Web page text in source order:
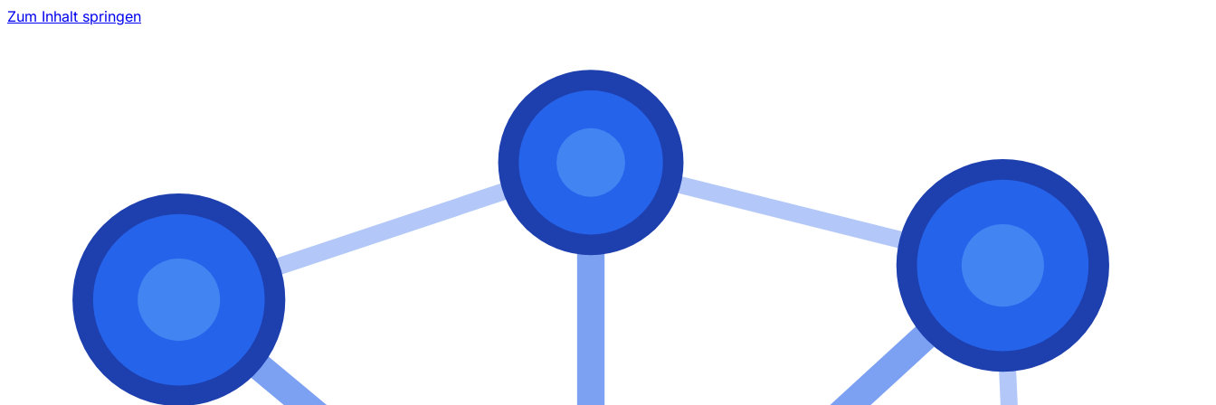
Zum Inhalt springen